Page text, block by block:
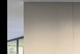
tecnologie
di